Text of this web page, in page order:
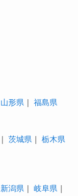
山形県 福島県
茨城県
栃木県
新潟県 岐阜県